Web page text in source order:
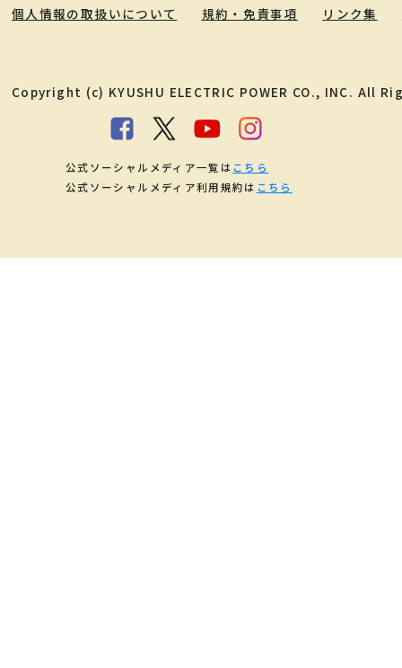
個人情報の取扱いについて 規約・免責事項 リンク集
Copyright (c) KYUSHU ELECTRIC POWER CO., INC. All
公式ソーシャルメディア一覧は こちら
公式ソーシャルメディア利用規約は こちら